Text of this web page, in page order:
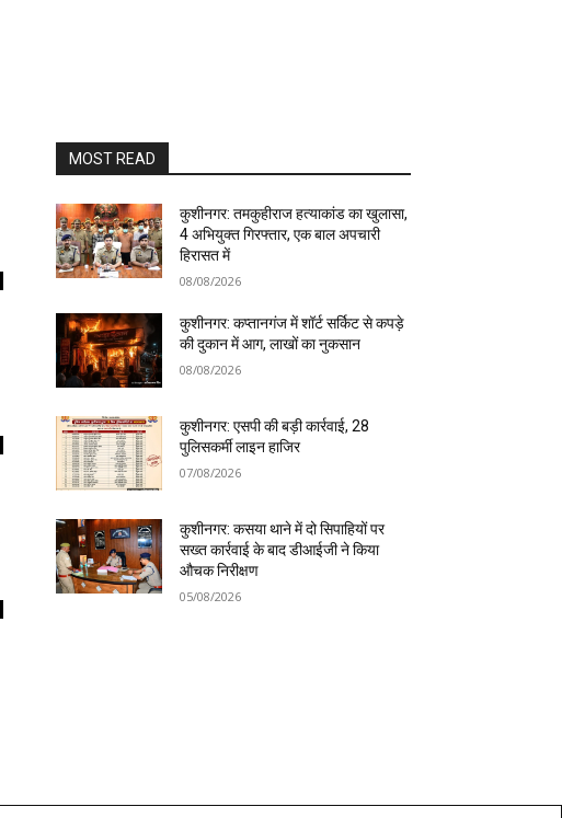
MOST READ
कुशीनगर: तमकुहीराज हत्याकांड का खुलासा,
4 अभियुक्त गिरफ्तार, एक बाल अपचारी
हिरासत में
08/08/2026
कुशीनगर: कप्तानगंज में शॉर्ट सर्किट से कपड़े
की दुकान में आग, लाखों का नुकसान
08/08/2026
कुशीनगर: एसपी की बड़ी कार्रवाई, 28
पुलिसकर्मी लाइन हाजिर
07/08/2026
कुशीनगर: कसया थाने में दो सिपाहियों पर
सख्त कार्रवाई के बाद डीआईजी ने किया
औचक निरीक्षण
05/08/2026